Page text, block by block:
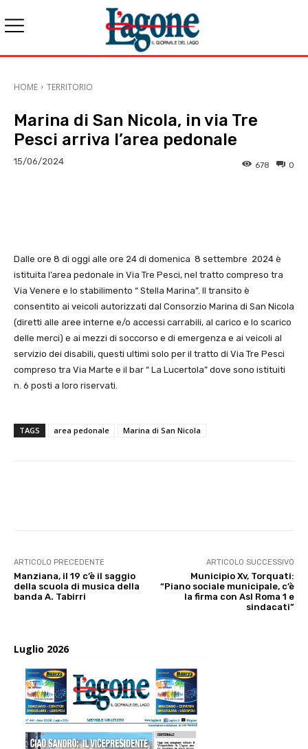
HOME TERRITORIO
Marina di San Nicola, in via Tre
Pesci arriva l’area pedonale
15/06/2024 0
678
Dalle ore 8 di oggi alle ore 24 di domenica 8 settembre 2024 è
istituita l’area pedonale in Via Tre Pesci, nel tratto compreso tra
Via Venere e lo stabilimento “ Stella Marina”. Il transito è
consentito ai veicoli autorizzati dal Consorzio Marina di San Nicola
(diretti alle aree interne e/o accessi carrabili, al carico e lo scarico
delle merci) e ai mezzi di soccorso e di emergenza e ai veicoli al
servizio dei disabili, questi ultimi solo per il tratto di Via Tre Pesci
compreso tra Via Marte e il bar “ La Lucertola” dove sono istituiti
n. 6 posti a loro riservati.
TAGS area pedonale Marina di San Nicola
ARTICOLO PRECEDENTE
Manziana, il 19 c’è il saggio
della scuola di musica della
banda A. Tabirri
ARTICOLO SUCCESSIVO
Municipio Xv, Torquati:
“Piano sociale municipale, c’è
la firma con Asl Roma 1 e
sindacati”
Luglio 2026